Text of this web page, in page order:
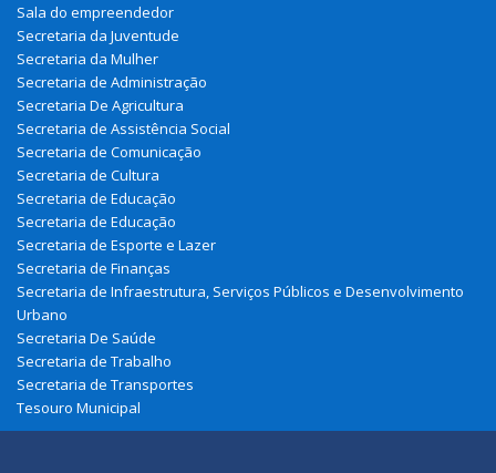
Sala do empreendedor
Secretaria da Juventude
Secretaria da Mulher
Secretaria de Administração
Secretaria De Agricultura
Secretaria de Assistência Social
Secretaria de Comunicação
Secretaria de Cultura
Secretaria de Educação
Secretaria de Educação
Secretaria de Esporte e Lazer
Secretaria de Finanças
Secretaria de Infraestrutura, Serviços Públicos e Desenvolvimento
Urbano
Secretaria De Saúde
Secretaria de Trabalho
Secretaria de Transportes
Tesouro Municipal